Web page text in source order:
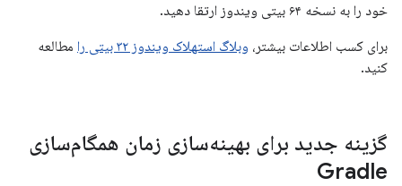
خود را به نسخه ۶۴ بیتی ویندوز ارتقا دهید.
برای کسب اطلاعات بیشتر، وبلاگ استهلاک ویندوز ۳۲ بیتی را
مطالعه
کنید.
گزینه جدید برای بهینه‌سازی زمان همگام‌سازی
Gradle